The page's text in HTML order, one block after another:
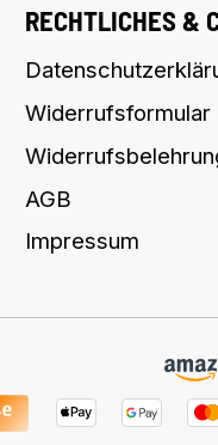
RECHTLICHES &
Widerrufsformular
AGB
Impressum